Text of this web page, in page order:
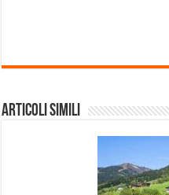
Articoli Simili